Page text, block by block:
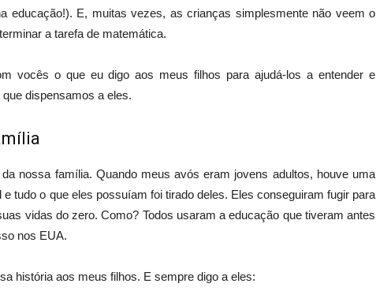
educação!). E, muitas vezes, as crianças simplesmente não veem o
a tarefa de matemática.
vocês o que eu digo aos meus filhos para ajudá-los a entender e
dispensamos a eles.
nossa família. Quando meus avós eram jovens adultos, houve uma
tudo o que eles possuíam foi tirado deles. Eles conseguiram fugir para
vidas do zero. Como? Todos usaram a educação que tiveram antes
nos EUA.
história aos meus filhos. E sempre digo a eles: